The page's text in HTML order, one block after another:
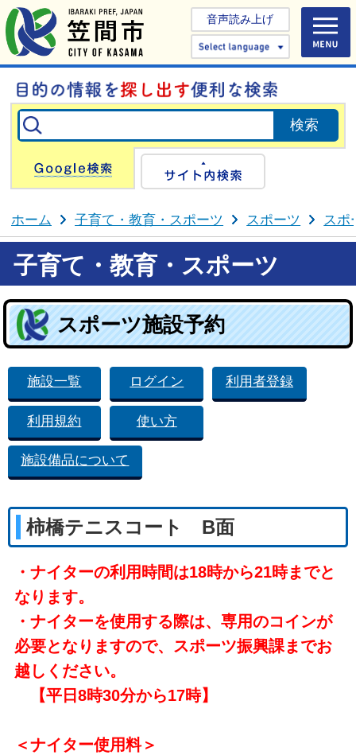
音声読み上げ
Select
Google検索
ホーム 子育て・教育・スポーツ スポーツ スポ
子育て・教育・スポーツ
スポーツ施設予約
施設一覧 ログイン 利用者登録
利用規約 使い方
施設備品について
柿橋テニスコート B面
・ナイターの利用時間は18時から21時までと
なります。
・ナイターを使用する際は、専用のコインが
必要となりますので、スポーツ振興課までお
越しください。
【平日8時30分から17時】
＜ナイター使用料＞